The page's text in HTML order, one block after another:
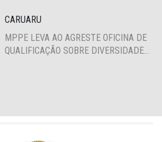
CARUARU
MPPE LEVA AO AGRESTE OFICINA DE
QUALIFICAÇÃO SOBRE DIVERSIDADE